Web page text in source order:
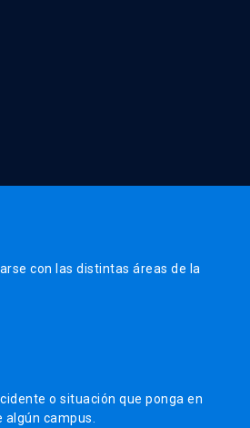
con las distintas áreas de la
o situación que ponga en
algún campus.